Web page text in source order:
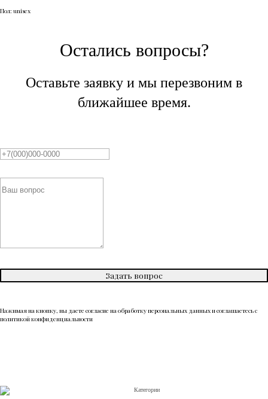
Пол: unisex
Остались вопросы?
Оставьте заявку и мы перезвоним в
ближайшее время.
Задать вопрос
Нажимая на кнопку, вы даете согласие на обработку персональных данных и соглашаетесь c
политикой конфиденциальности
Категории